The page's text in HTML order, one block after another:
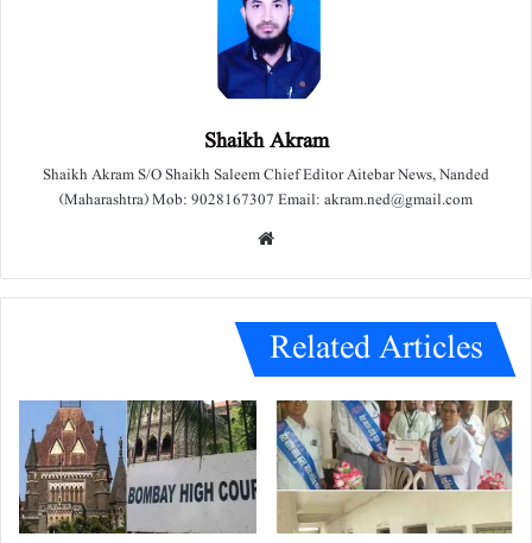
Shaikh Akram
Shaikh Akram S/O Shaikh Saleem Chief Editor Aitebar News, Nanded
(Maharashtra) Mob: 9028167307 Email: akram.ned@gmail.com
e
Related Articles